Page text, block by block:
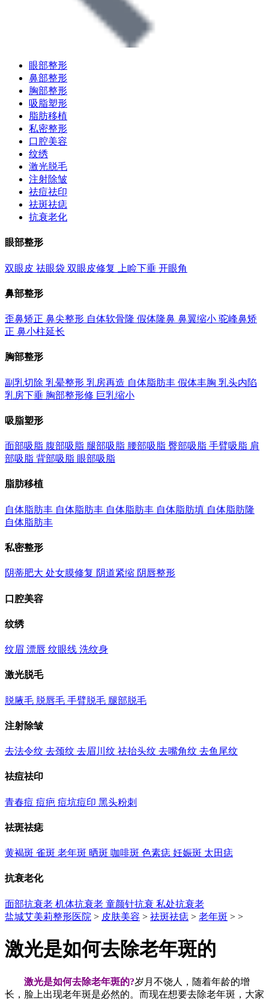
眼部整形
鼻部整形
胸部整形
吸脂塑形
脂肪移植
私密整形
口腔美容
纹绣
激光脱毛
注射除皱
祛痘祛印
祛斑祛痣
抗衰老化
眼部整形
双眼皮 祛眼袋 双眼皮修复 上睑下垂 开眼角
鼻部整形
歪鼻矫正 鼻尖整形 自体软骨隆 假体隆鼻 鼻翼缩小 驼峰鼻矫
正 鼻小柱延长
胸部整形
副乳切除 乳晕整形 乳房再造 自体脂肪丰 假体丰胸 乳头内陷
乳房下垂 胸部整形修 巨乳缩小
吸脂塑形
面部吸脂 腹部吸脂 腿部吸脂 腰部吸脂 臀部吸脂 手臂吸脂 肩
部吸脂 背部吸脂 眼部吸脂
脂肪移植
自体脂肪丰 自体脂肪丰 自体脂肪丰 自体脂肪填 自体脂肪隆
自体脂肪丰
私密整形
阴蒂肥大 处女膜修复 阴道紧缩 阴唇整形
口腔美容
纹绣
纹眉 漂唇 纹眼线 洗纹身
激光脱毛
脱腋毛 脱唇毛 手臂脱毛 腿部脱毛
注射除皱
去法令纹 去颈纹 去眉川纹 祛抬头纹 去嘴角纹 去鱼尾纹
祛痘祛印
青春痘 痘疤 痘坑痘印 黑头粉刺
祛斑祛痣
黄褐斑 雀斑 老年斑 晒斑 咖啡斑 色素痣 妊娠斑 太田痣
抗衰老化
面部抗衰老 机体抗衰老 童颜针抗衰 私处抗衰老
盐城艾美莉整形医院 > 皮肤美容 > 祛斑祛痣 > 老年斑 > >
激光是如何去除老年斑的
激光是如何去除老年斑的?岁月不饶人，随着年龄的增
长，脸上出现老年斑是必然的。而现在想要去除老年斑，大家